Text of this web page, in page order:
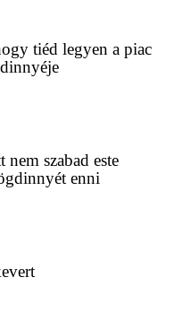
tiéd legyen a piac
szabad este
enni